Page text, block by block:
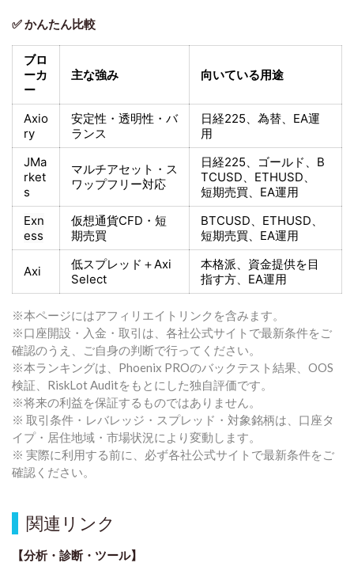
✅ かんたん比較
ブロ
ーカ
ー
主な強み 向いている用途
Axio
ry
安定性・透明性・バ
ランス
日経225、為替、EA運
用
JMa
rket
s
マルチアセット・ス
ワップフリー対応
日経225、ゴールド、 B
TCUSD、ETHUSD、
短期売買、EA運用
Exn
ess
仮想通貨CFD・短
期売買
BTCUSD、ETHUSD、
短期売買、EA運用
Axi 低スプレッド＋Axi
Select
本格派、資金提供を目
指す方、EA運用
※本ページにはアフィリエイトリンクを含みます。
※口座開設・入金・取引は、各社公式サイトで最新条件をご
確認のうえ、ご自身の判断で行ってください。
※本ランキングは、Phoenix PROのバックテスト結果、OOS
検証、RiskLot Auditをもとにした独自評価です。
※将来の利益を保証するものではありません。
※ 取引条件・レバレッジ・スプレッド・対象銘柄は、口座タ
イプ・居住地域・市場状況により変動します。
※ 実際に利用する前に、必ず各社公式サイトで最新条件をご
確認ください。
関連リンク
【分析・診断・ツール】